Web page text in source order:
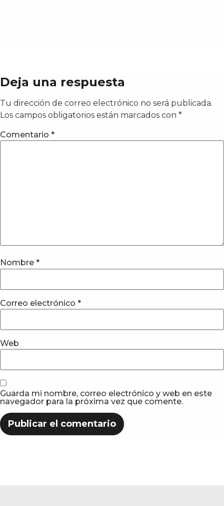
Deja una respuesta
Tu dirección de correo electrónico no será publicada.
Los campos obligatorios están marcados con *
Comentario *
Nombre *
Correo electrónico *
Web
Guarda mi nombre, correo electrónico y web en este
navegador para la próxima vez que comente.